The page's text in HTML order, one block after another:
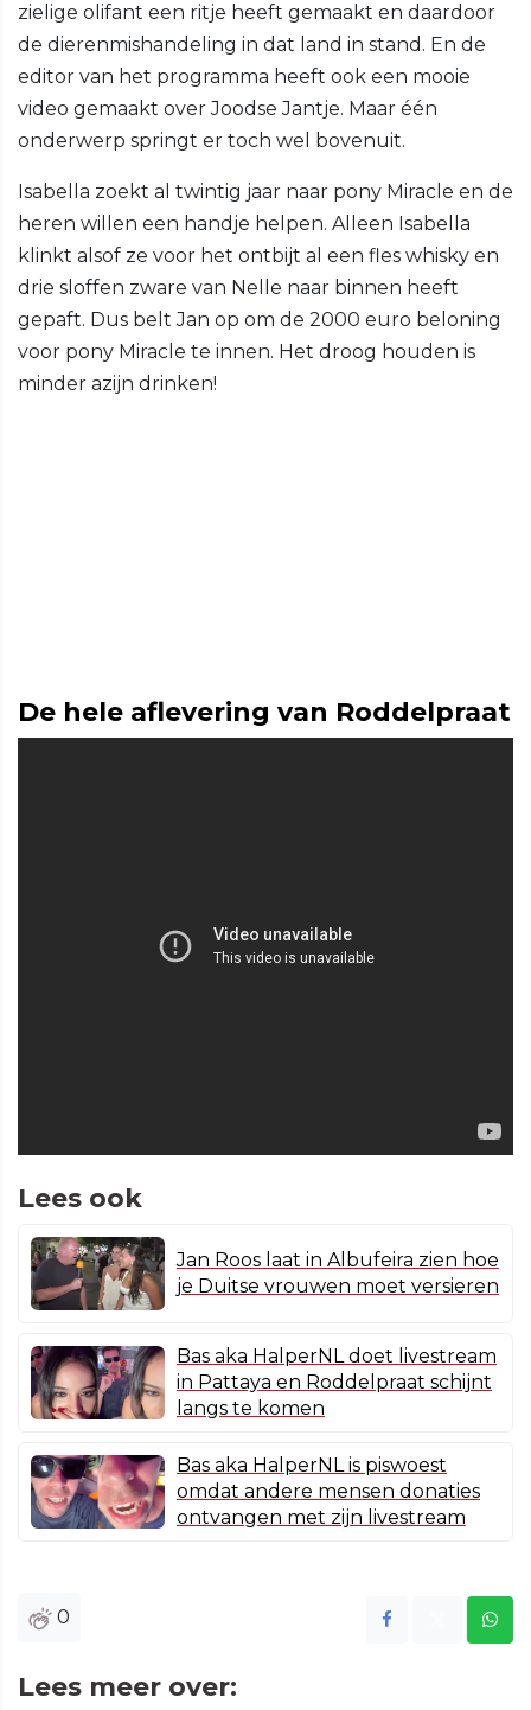
zielige olifant een ritje heeft gemaakt en daardoor
de dierenmishandeling in dat land in stand. En de
editor van het programma heeft ook een mooie
video gemaakt over Joodse Jantje. Maar één
onderwerp springt er toch wel bovenuit.
Isabella zoekt al twintig jaar naar pony Miracle en de
heren willen een handje helpen. Alleen Isabella
klinkt alsof ze voor het ontbijt al een fles whisky en
drie sloffen zware van Nelle naar binnen heeft
gepaft. Dus belt Jan op om de 2000 euro beloning
voor pony Miracle te innen. Het droog houden is
minder azijn drinken!
De hele aflevering van Roddelpraat
Lees ook
Jan Roos laat in Albufeira zien hoe
je Duitse vrouwen moet versieren
Bas aka HalperNL doet livestream
in Pattaya en Roddelpraat schijnt
langs te komen
Bas aka HalperNL is piswoest
omdat andere mensen donaties
ontvangen met zijn livestream
0
Lees meer over: